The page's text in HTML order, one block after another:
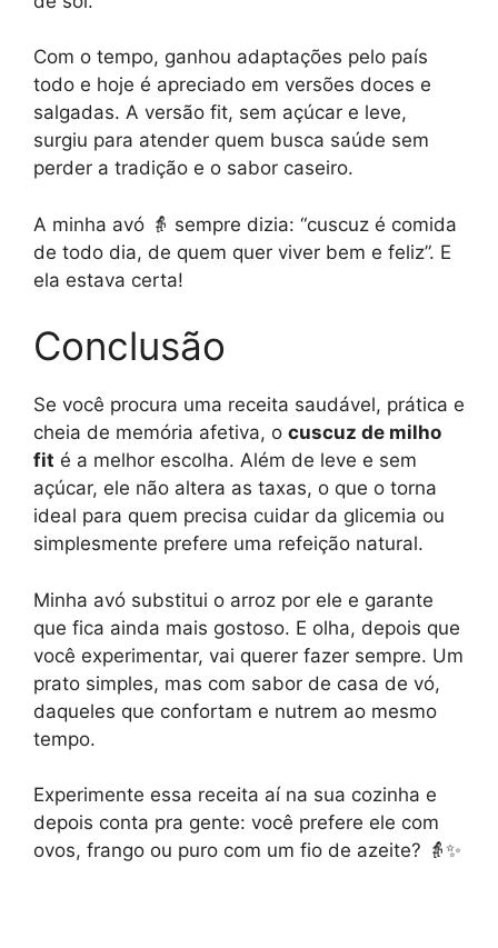
Com o tempo, ganhou adaptações pelo país
todo e hoje é apreciado em versões doces e
salgadas. A versão fit, sem açúcar e leve,
surgiu para atender quem busca saúde sem
perder a tradição e o sabor caseiro.
A minha avó 👵 sempre dizia: “cuscuz é comida
de todo dia, de quem quer viver bem e feliz”. E
ela estava certa!
Conclusão
Se você procura uma receita saudável, prática e
cheia de memória afetiva, o cuscuz de milho
fit é a melhor escolha. Além de leve e sem
açúcar, ele não altera as taxas, o que o torna
ideal para quem precisa cuidar da glicemia ou
simplesmente prefere uma refeição natural.
Minha avó substitui o arroz por ele e garante
que fica ainda mais gostoso. E olha, depois que
você experimentar, vai querer fazer sempre. Um
prato simples, mas com sabor de casa de vó,
daqueles que confortam e nutrem ao mesmo
tempo.
Experimente essa receita aí na sua cozinha e
depois conta pra gente: você prefere ele com
ovos, frango ou puro com um fio de azeite? 👵✨